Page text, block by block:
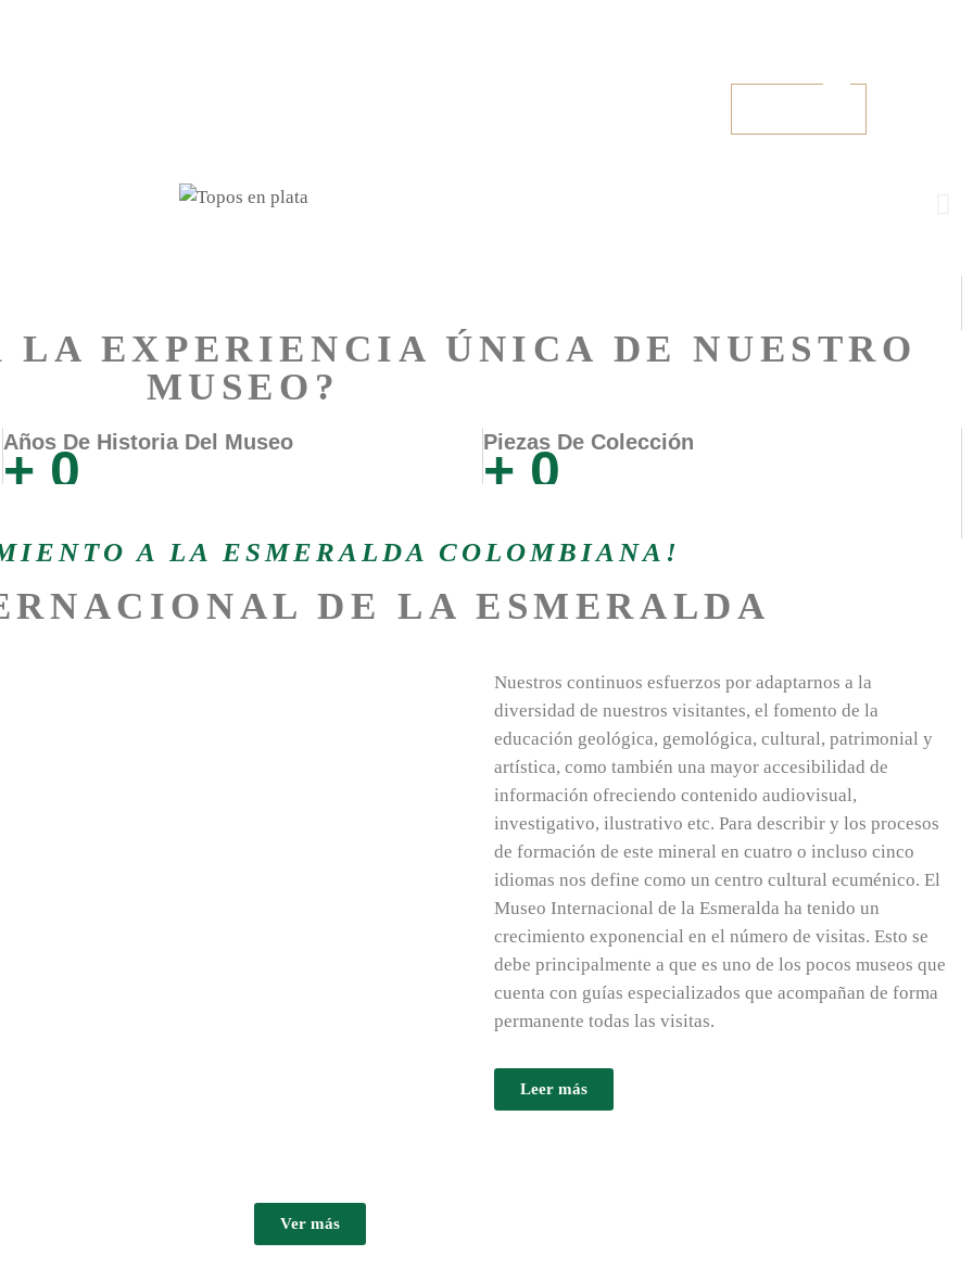
LA EXPERIENCIA ÚNICA DE NUESTRO
MUSEO?
Años De Historia Del Museo
+ 0 Piezas De Colección
+ 0
A LA ESMERALDA COLOMBIANA!
DE LA ESMERALDA
Nuestros continuos esfuerzos por adaptarnos a la
diversidad de nuestros visitantes, el fomento de la
educación geológica, gemológica, cultural, patrimonial y
artística, como también una mayor accesibilidad de
información ofreciendo contenido audiovisual,
investigativo, ilustrativo etc. Para describir y los procesos
de formación de este mineral en cuatro o incluso cinco
idiomas nos define como un centro cultural ecuménico. El
Museo Internacional de la Esmeralda ha tenido un
crecimiento exponencial en el número de visitas. Esto se
debe principalmente a que es uno de los pocos museos que
cuenta con guías especializados que acompañan de forma
permanente todas las visitas.
Leer más
Ver más